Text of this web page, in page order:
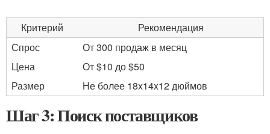
Критерий
Рекомендация
Спрос
От 300 продаж в месяц
Цена
От $10 до $50
Размер
Не более 18x14x12 дюймов
Шаг 3: Поиск поставщиков